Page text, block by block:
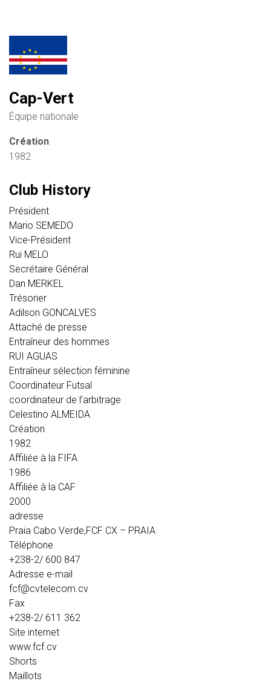
Cap-Vert
Équipe nationale
Création
1982
Club History
Président
Mario SEMEDO
Vice-Président
Rui MELO
Secrétaire Général
Dan MERKEL
Trésorier
Adilson GONCALVES
Attaché de presse
Entraîneur des hommes
RUI AGUAS
Entraîneur sélection féminine
Coordinateur Futsal
coordinateur de l’arbitrage
Celestino ALMEIDA
Création
1982
Affiliée à la FIFA
1986
Affiliée à la CAF
2000
adresse
Praia Cabo Verde,FCF CX – PRAIA
Téléphone
+238-2/ 600 847
Adresse e-mail
fcf@cvtelecom.cv
Fax
+238-2/ 611 362
Site internet
www.fcf.cv
Shorts
Maillots